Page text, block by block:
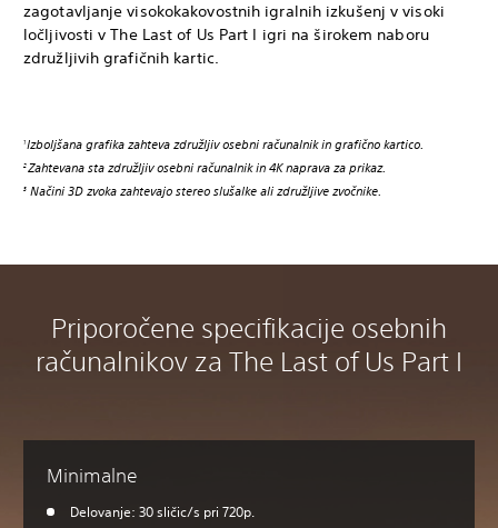
zagotavljanje visokokakovostnih igralnih izkušenj v visoki
ločljivosti v The Last of Us Part I igri na širokem naboru
združljivih grafičnih kartic.
1 Izboljšana grafika zahteva združljiv osebni računalnik in grafično kartico.
2 Zahtevana sta združljiv osebni računalnik in 4K naprava za prikaz.
3 Načini 3D zvoka zahtevajo stereo slušalke ali združljive zvočnike.
Priporočene specifikacije osebnih
računalnikov za The Last of Us Part I
Minimalne
Delovanje: 30 sličic/s pri 720p.